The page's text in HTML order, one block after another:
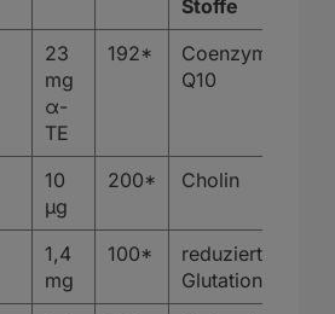
Stoffe
23
mg
α-
TE
192*
Coenzym
Q10
10
µg
200* Cholin
1,4
mg
100*
reduziertes
Glutation